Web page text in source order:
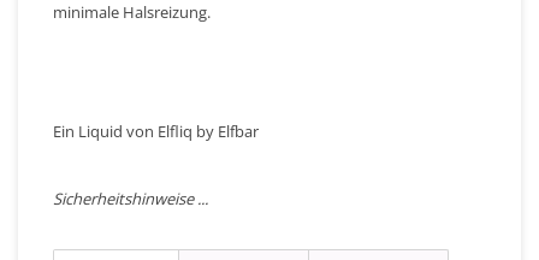
minimale Halsreizung.
Ein Liquid von Elfliq by Elfbar
Sicherheitshinweise ...